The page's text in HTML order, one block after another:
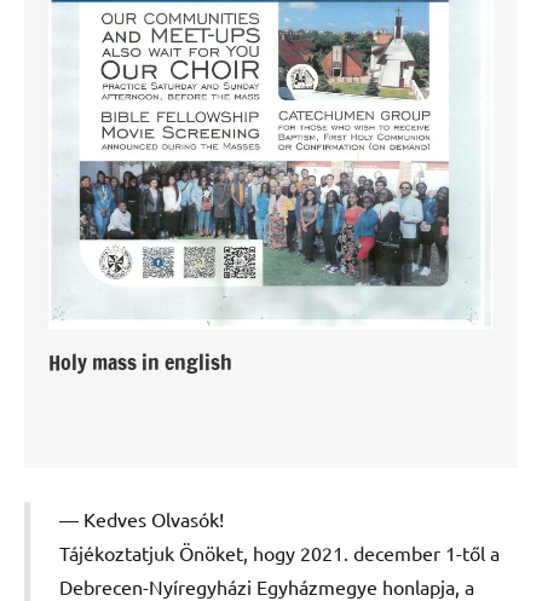
Holy mass in english
Kedves Olvasók!
Tájékoztatjuk Önöket, hogy 2021. december 1-től a
Debrecen-Nyíregyházi Egyházmegye honlapja, a